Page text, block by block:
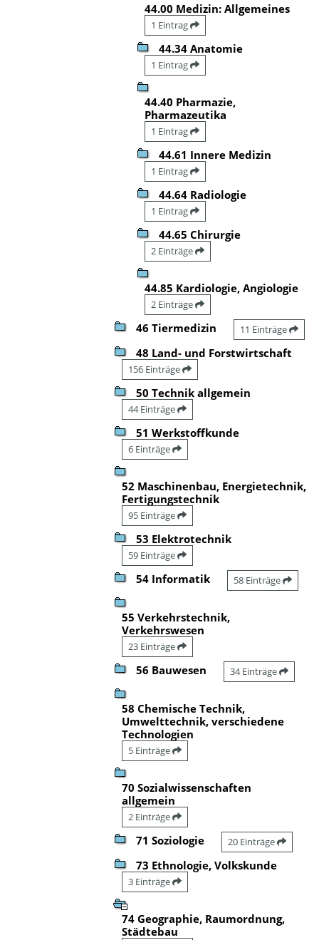
44.00 Medizin: Allgemeines
1 Eintrag
44.34 Anatomie
1 Eintrag
44.40 Pharmazie,
Pharmazeutika
1 Eintrag
44.61 Innere Medizin
1 Eintrag
44.64 Radiologie
1 Eintrag
44.65 Chirurgie
2 Einträge
44.85 Kardiologie, Angiologie
2 Einträge
46 Tiermedizin 11 Einträge
48 Land- und Forstwirtschaft
156 Einträge
50 Technik allgemein
44 Einträge
51 Werkstoffkunde
6 Einträge
52 Maschinenbau, Energietechnik,
Fertigungstechnik
95 Einträge
53 Elektrotechnik
59 Einträge
54 Informatik 58 Einträge
55 Verkehrstechnik,
Verkehrswesen
23 Einträge
56 Bauwesen 34 Einträge
58 Chemische Technik,
Umwelttechnik, verschiedene
Technologien
5 Einträge
70 Sozialwissenschaften
allgemein
2 Einträge
71 Soziologie 20 Einträge
73 Ethnologie, Volkskunde
3 Einträge
74 Geographie, Raumordnung,
Städtebau